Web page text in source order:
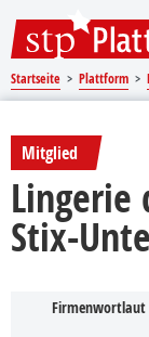
Startseite Plattform
Mitglied
Lingerie
Stix-
Firmenwortlaut